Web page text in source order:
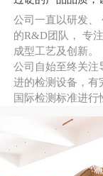
公司一直以研发、
的R&D团队， 专
成型工艺及创新。
公司自始至终关注
进的检测设备，有
国际检测标准进行